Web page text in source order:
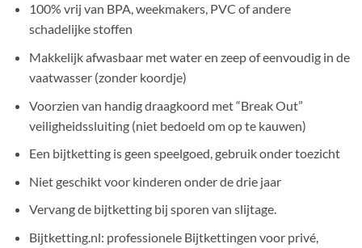
100% vrij van BPA, weekmakers, PVC of andere
schadelijke stoffen
Makkelijk afwasbaar met water en zeep of eenvoudig in de
vaatwasser (zonder koordje)
Voorzien van handig draagkoord met “Break Out”
veiligheidssluiting (niet bedoeld om op te kauwen)
Een bijtketting is geen speelgoed, gebruik onder toezicht
Niet geschikt voor kinderen onder de drie jaar
Vervang de bijtketting bij sporen van slijtage.
Bijtketting.nl: professionele Bijtkettingen voor privé,